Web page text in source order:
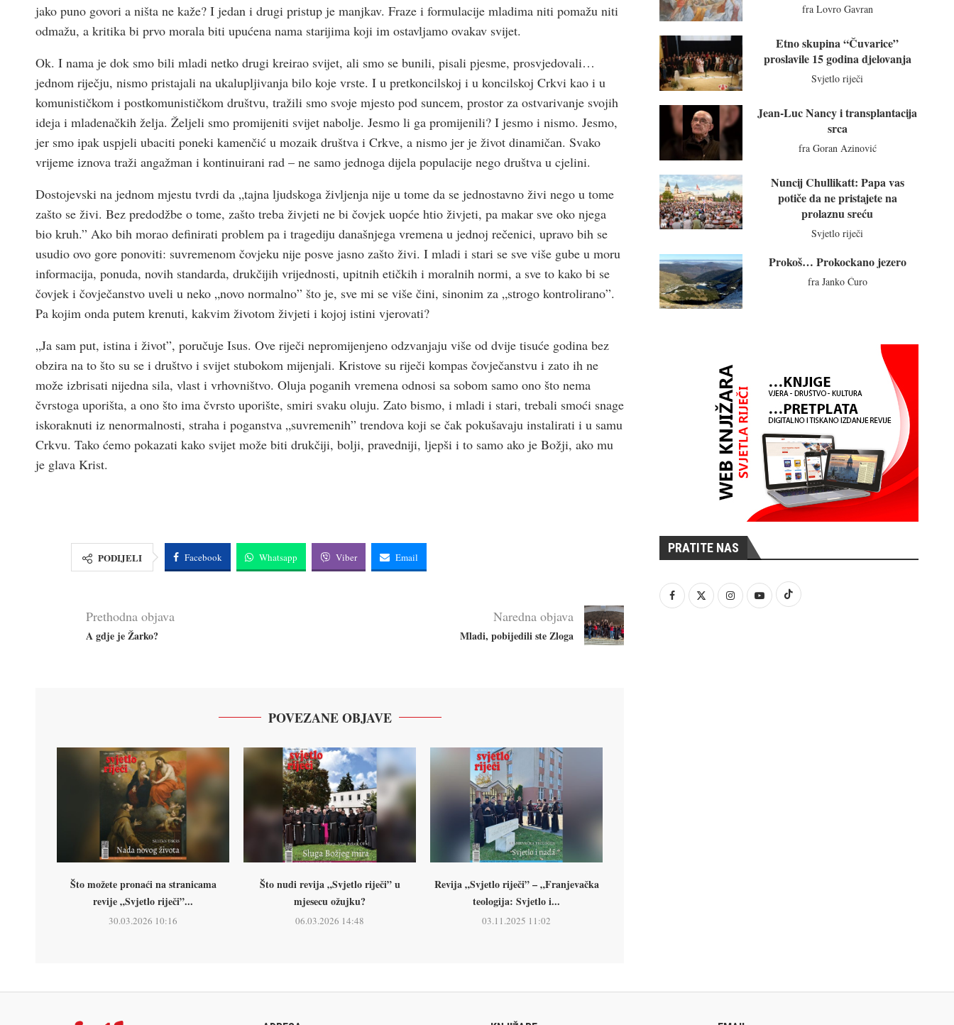
jako puno govori a ništa ne kaže? I jedan i drugi pristup je manjkav. Fraze i formulacije mladima niti pomažu niti
odmažu, a kritika bi prvo morala biti upućena nama starijima koji im ostavljamo ovakav svijet.
Ok. I nama je dok smo bili mladi netko drugi kreirao svijet, ali smo se bunili, pisali pjesme, prosvjedovali…
jednom riječju, nismo pristajali na ukalupljivanja bilo koje vrste. I u pretkoncilskoj i u koncilskoj Crkvi kao i u
komunističkom i postkomunističkom društvu, tražili smo svoje mjesto pod suncem, prostor za ostvarivanje svojih
ideja i mladenačkih želja. Željeli smo promijeniti svijet nabolje. Jesmo li ga promijenili? I jesmo i nismo. Jesmo,
jer smo ipak uspjeli ubaciti poneki kamenčić u mozaik društva i Crkve, a nismo jer je život dinamičan. Svako
vrijeme iznova traži angažman i kontinuirani rad – ne samo jednoga dijela populacije nego društva u cjelini.
Dostojevski na jednom mjestu tvrdi da „tajna ljudskoga življenja nije u tome da se jednostavno živi nego u tome
zašto se živi. Bez predodžbe o tome, zašto treba živjeti ne bi čovjek uopće htio živjeti, pa makar sve oko njega
bio kruh.” Ako bih morao definirati problem pa i tragediju današnjega vremena u jednoj rečenici, upravo bih se
usudio ovo gore ponoviti: suvremenom čovjeku nije posve jasno zašto živi. I mladi i stari se sve više gube u moru
informacija, ponuda, novih standarda, drukčijih vrijednosti, upitnih etičkih i moralnih normi, a sve to kako bi se
čovjek i čovječanstvo uveli u neko „novo normalno” što je, sve mi se više čini, sinonim za „strogo kontrolirano”.
Pa kojim onda putem krenuti, kakvim životom živjeti i kojoj istini vjerovati?
„Ja sam put, istina i život”, poručuje Isus. Ove riječi nepromijenjeno odzvanjaju više od dvije tisuće godina bez
obzira na to što su se i društvo i svijet stubokom mijenjali. Kristove su riječi kompas čovječanstvu i zato ih ne
može izbrisati nijedna sila, vlast i vrhovništvo. Oluja poganih vremena odnosi sa sobom samo ono što nema
čvrstoga uporišta, a ono što ima čvrsto uporište, smiri svaku oluju. Zato bismo, i mladi i stari, trebali smoći snage
iskoraknuti iz nenormalnosti, straha i poganstva „suvremenih” trendova koji se čak pokušavaju instalirati i u samu
Crkvu. Tako ćemo pokazati kako svijet može biti drukčiji, bolji, pravedniji, ljepši i to samo ako je Božji, ako mu
je glava Krist.
PODIJELI Facebook Whatsapp Viber Email
Prethodna objava
A gdje je Žarko?
Naredna objava
Mladi, pobijedili ste Zloga
POVEZANE OBJAVE
Što možete pronaći na stranicama
revije „Svjetlo riječi”...
30.03.2026 10:16
Što nudi revija „Svjetlo riječi” u
mjesecu ožujku?
06.03.2026 14:48
Revija „Svjetlo riječi” – „Franjevačka
teologija: Svjetlo i...
03.11.2025 11:02
fra Lovro Gavran
Etno skupina “Čuvarice”
proslavile 15 godina djelovanja
Svjetlo riječi
Jean-Luc Nancy i transplantacija
srca
fra Goran Azinović
Nuncij Chullikatt: Papa vas
potiče da ne pristajete na
prolaznu sreću
Svjetlo riječi
Prokoš… Prokockano jezero
fra Janko Ćuro
PRATITE NAS